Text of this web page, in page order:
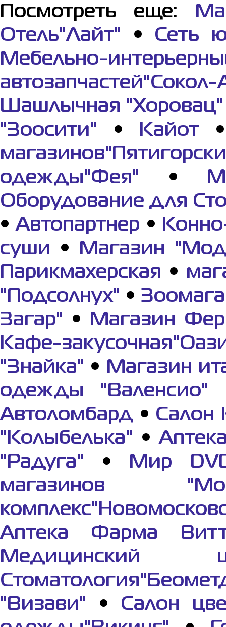
Посмотреть еще:
Отель"Лайт" • Сеть
Мебельно-
Шашлычная "Хоровац"
"Зоосити" • Кайот
одежды"Фея" •
Оборудование для
•Автопартнер •
суши •
Магазин
Парикмахерская •
"Подсолнух" •
Загар" •
Магазин
Кафе-
"Знайка" •
Магазин
одежды "Валенсио"
Автоломбард • Салон
"Колыбелька" •
"Радуга" •
Мир
магазинов
Аптека Фарма
Медицинский
"Визави" • Салон